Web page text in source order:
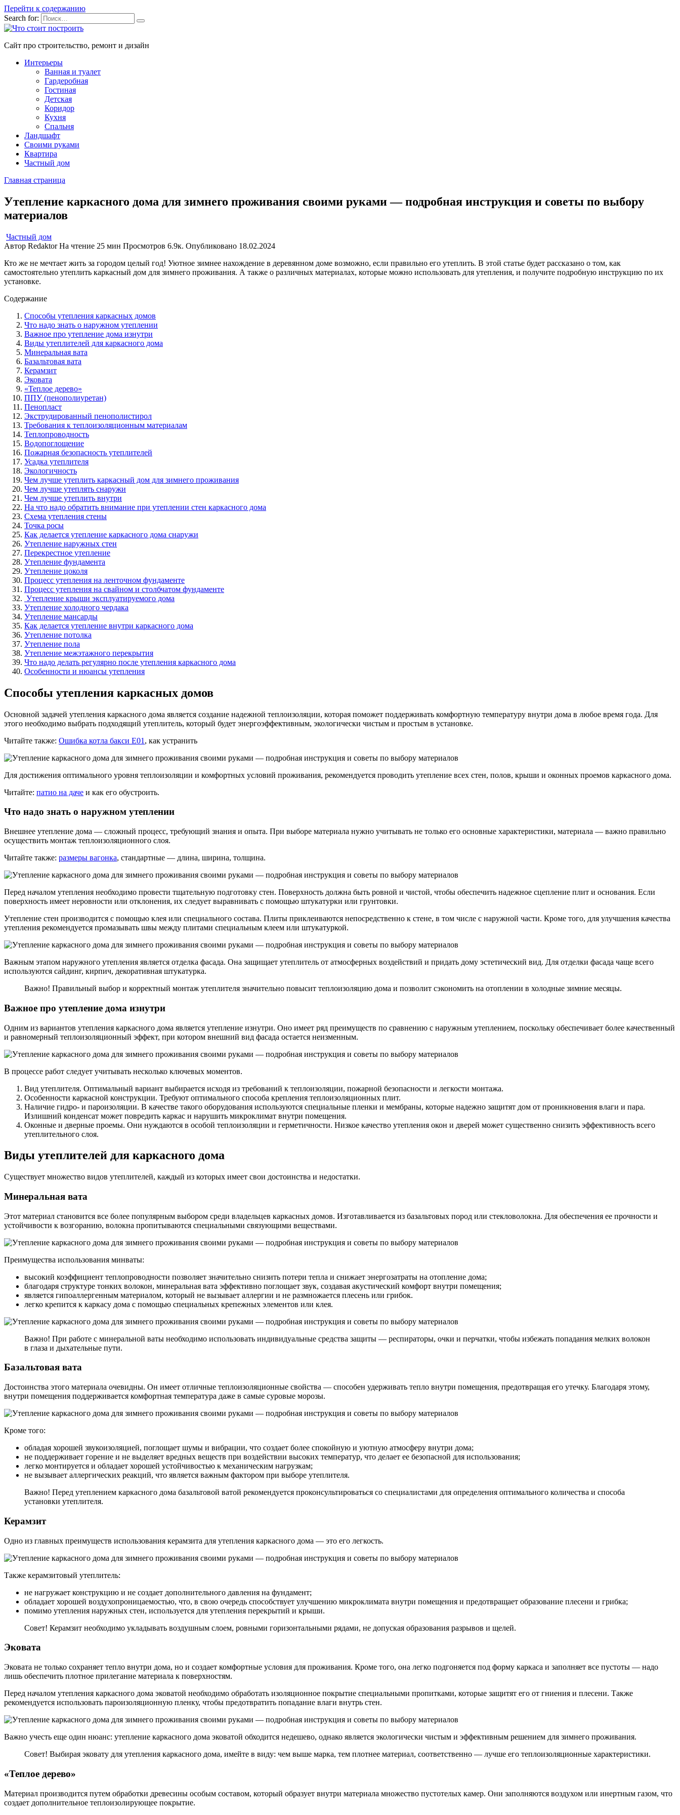
Перейти к содержанию
Search for:
Сайт про строительство, ремонт и дизайн
Интерьеры
Ванная и туалет
Гардеробная
Гостиная
Детская
Коридор
Кухня
Спальня
Ландшафт
Своими руками
Квартира
Частный дом
Главная страница
Утепление каркасного дома для зимнего проживания своими руками — подробная инструкция и советы по выбору
материалов
Частный дом
Автор Redaktor На чтение 25 мин Просмотров 6.9к. Опубликовано 18.02.2024
Кто же не мечтает жить за городом целый год! Уютное зимнее нахождение в деревянном доме возможно, если правильно его утеплить. В этой статье будет рассказано о том, как
самостоятельно утеплить каркасный дом для зимнего проживания. А также о различных материалах, которые можно использовать для утепления, и получите подробную инструкцию по их
установке.
Содержание
Способы утепления каркасных домов
Что надо знать о наружном утеплении
Важное про утепление дома изнутри
Виды утеплителей для каркасного дома
Минеральная вата
Базальтовая вата
Керамзит
Эковата
«Теплое дерево»
ППУ (пенополиуретан)
Пенопласт
Экструдированный пенополистирол
Требования к теплоизоляционным материалам
Теплопроводность
Водопоглощение
Пожарная безопасность утеплителей
Усадка утеплителя
Экологичность
Чем лучше утеплить каркасный дом для зимнего проживания
Чем лучше утеплять снаружи
Чем лучше утеплить внутри
На что надо обратить внимание при утеплении стен каркасного дома
Схема утепления стены
Точка росы
Как делается утепление каркасного дома снаружи
Утепление наружных стен
Перекрестное утепление
Утепление фундамента
Утепление цоколя
Процесс утепления на ленточном фундаменте
Процесс утепления на свайном и столбчатом фундаменте
Утепление крыши эксплуатируемого дома
Утепление холодного чердака
Утепление мансарды
Как делается утепление внутри каркасного дома
Утепление потолка
Утепление пола
Утепление межэтажного перекрытия
Что надо делать регулярно после утепления каркасного дома
Особенности и нюансы утепления
Способы утепления каркасных домов
Основной задачей утепления каркасного дома является создание надежной теплоизоляции, которая поможет поддерживать комфортную температуру внутри дома в любое время года. Для
этого необходимо выбрать подходящий утеплитель, который будет энергоэффективным, экологически чистым и простым в установке.
Читайте также: Ошибка котла бакси Е01 , как устранить
Для достижения оптимального уровня теплоизоляции и комфортных условий проживания, рекомендуется проводить утепление всех стен, полов, крыши и оконных проемов каркасного дома.
Читайте: патио на даче и как его обустроить.
Что надо знать о наружном утеплении
Внешнее утепление дома — сложный процесс, требующий знания и опыта. При выборе материала нужно учитывать не только его основные характеристики, материала — важно правильно
осуществить монтаж теплоизоляционного слоя.
Читайте также: размеры вагонка, стандартные — длина, ширина, толщина.
Перед началом утепления необходимо провести тщательную подготовку стен. Поверхность должна быть ровной и чистой, чтобы обеспечить надежное сцепление плит и основания. Если
поверхность имеет неровности или отклонения, их следует выравнивать с помощью штукатурки или грунтовки.
Утепление стен производится с помощью клея или специального состава. Плиты приклеиваются непосредственно к стене, в том числе с наружной части. Кроме того, для улучшения качества
утепления рекомендуется промазывать швы между плитами специальным клеем или штукатуркой.
Важным этапом наружного утепления является отделка фасада. Она защищает утеплитель от атмосферных воздействий и придать дому эстетический вид. Для отделки фасада чаще всего
используются сайдинг, кирпич, декоративная штукатурка.
Важно! Правильный выбор и корректный монтаж утеплителя значительно повысит теплоизоляцию дома и позволит сэкономить на отоплении в холодные зимние месяцы.
Важное про утепление дома изнутри
Одним из вариантов утепления каркасного дома является утепление изнутри. Оно имеет ряд преимуществ по сравнению с наружным утеплением, поскольку обеспечивает более качественный
и равномерный теплоизоляционный эффект, при котором внешний вид фасада остается неизменным.
В процессе работ следует учитывать несколько ключевых моментов.
Вид утеплителя. Оптимальный вариант выбирается исходя из требований к теплоизоляции, пожарной безопасности и легкости монтажа.
Особенности каркасной конструкции. Требуют оптимального способа крепления теплоизоляционных плит.
Наличие гидро- и пароизоляции. В качестве такого оборудования используются специальные пленки и мембраны, которые надежно защитят дом от проникновения влаги и пара.
Излишний конденсат может повредить каркас и нарушить микроклимат внутри помещения.
Оконные и дверные проемы. Они нуждаются в особой теплоизоляции и герметичности. Низкое качество утепления окон и дверей может существенно снизить эффективность всего
утеплительного слоя.
Виды утеплителей для каркасного дома
Существует множество видов утеплителей, каждый из которых имеет свои достоинства и недостатки.
Минеральная вата
Этот материал становится все более популярным выбором среди владельцев каркасных домов. Изготавливается из базальтовых пород или стекловолокна. Для обеспечения ее прочности и
устойчивости к возгоранию, волокна пропитываются специальными связующими веществами.
Преимущества использования минваты:
высокий коэффициент теплопроводности позволяет значительно снизить потери тепла и снижает энергозатраты на отопление дома;
благодаря структуре тонких волокон, минеральная вата эффективно поглощает звук, создавая акустический комфорт внутри помещения;
является гипоаллергенным материалом, который не вызывает аллергии и не размножается плесень или грибок.
легко крепится к каркасу дома с помощью специальных крепежных элементов или клея.
Важно! При работе с минеральной ваты необходимо использовать индивидуальные средства защиты — респираторы, очки и перчатки, чтобы избежать попадания мелких волокон
в глаза и дыхательные пути.
Базальтовая вата
Достоинства этого материала очевидны. Он имеет отличные теплоизоляционные свойства — способен удерживать тепло внутри помещения, предотвращая его утечку. Благодаря этому,
внутри помещения поддерживается комфортная температура даже в самые суровые морозы.
Кроме того:
обладая хорошей звукоизоляцией, поглощает шумы и вибрации, что создает более спокойную и уютную атмосферу внутри дома;
не поддерживает горение и не выделяет вредных веществ при воздействии высоких температур, что делает ее безопасной для использования;
легко монтируется и обладает хорошей устойчивостью к механическим нагрузкам;
не вызывает аллергических реакций, что является важным фактором при выборе утеплителя.
Важно! Перед утеплением каркасного дома базальтовой ватой рекомендуется проконсультироваться со специалистами для определения оптимального количества и способа
установки утеплителя.
Керамзит
Одно из главных преимуществ использования керамзита для утепления каркасного дома — это его легкость.
Также керамзитовый утеплитель:
не нагружает конструкцию и не создает дополнительного давления на фундамент;
обладает хорошей воздухопроницаемостью, что, в свою очередь способствует улучшению микроклимата внутри помещения и предотвращает образование плесени и грибка;
помимо утепления наружных стен, используется для утепления перекрытий и крыши.
Совет! Керамзит необходимо укладывать воздушным слоем, ровными горизонтальными рядами, не допуская образования разрывов и щелей.
Эковата
Эковата не только сохраняет тепло внутри дома, но и создает комфортные условия для проживания. Кроме того, она легко подгоняется под форму каркаса и заполняет все пустоты — надо
лишь обеспечить плотное прилегание материала к поверхностям.
Перед началом утепления каркасного дома эковатой необходимо обработать изоляционное покрытие специальными пропитками, которые защитят его от гниения и плесени. Также
рекомендуется использовать пароизоляционную пленку, чтобы предотвратить попадание влаги внутрь стен.
Важно учесть еще один нюанс: утепление каркасного дома эковатой обходится недешево, однако является экологически чистым и эффективным решением для зимнего проживания.
Совет! Выбирая эковату для утепления каркасного дома, имейте в виду: чем выше марка, тем плотнее материал, соответственно — лучше его теплоизоляционные характеристики.
«Теплое дерево»
Материал производится путем обработки древесины особым составом, который образует внутри материала множество пустотелых камер. Они заполняются воздухом или инертным газом, что
создает дополнительное теплоизолирующее покрытие.